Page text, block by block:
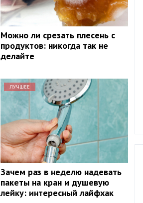
Можно ли срезать плесень с
продуктов: никогда так не
делайте
ЛУЧШЕЕ
Зачем раз в неделю надевать
пакеты на кран и душевую
лейку: интересный лайфхак